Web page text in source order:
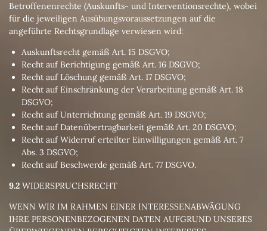
Betroffenenrechte (Auskunfts- und Interventionsrechte), wobei
für die jeweiligen Ausübungsvoraussetzungen auf die
angeführte Rechtsgrundlage verwiesen wird:
Auskunftsrecht gemäß Art. 15 DSGVO;
Recht auf Berichtigung gemäß Art. 16 DSGVO;
Recht auf Löschung gemäß Art. 17 DSGVO;
Recht auf Einschränkung der Verarbeitung gemäß Art. 18
DSGVO;
Recht auf Unterrichtung gemäß Art. 19 DSGVO;
Recht auf Datenübertragbarkeit gemäß Art. 20 DSGVO;
Recht auf Widerruf erteilter Einwilligungen gemäß Art. 7
Abs. 3 DSGVO;
Recht auf Beschwerde gemäß Art. 77 DSGVO.
9.2 WIDERSPRUCHSRECHT
WENN WIR IM RAHMEN EINER INTERESSENABWÄGUNG
IHRE PERSONENBEZOGENEN DATEN AUFGRUND UNSERES